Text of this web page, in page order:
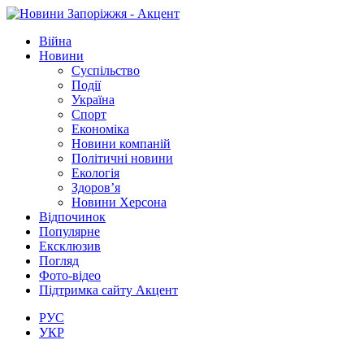
Війна
Новини
Суспільство
Події
Україна
Спорт
Економіка
Новини компаній
Політичні новини
Екологія
Здоров’я
Новини Херсона
Відпочинок
Популярне
Ексклюзив
Погляд
Фото-відео
Підтримка сайту Акцент
РУС
УКР